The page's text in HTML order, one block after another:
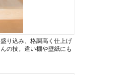
り込み、格調高く仕上げ
の技。違い棚や壁紙にも